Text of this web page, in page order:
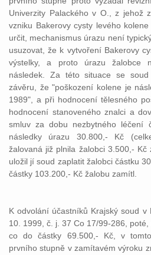
Univerzity Palackého v O., z jehož
vzniku Bakerovy cysty levého
určit, mechanismus úrazu není
usuzovat, že k vytvoření Bakerovy
výstelky, a proto úrazu žalobce
následek. Za této situace se
závěru, že "poškození kolene je
1989", a při hodnocení tělesného
hodnocení stanoveného znalci a
smluv za dobu nezbytného
následky úrazu 30.800,- Kč
žalovaná již plnila žalobci 3.500,- Kč
uložil jí soud zaplatit žalobci částku
částky 103.200,- Kč žalobu zamítl.
K odvolání účastníků Krajský soud v
10. 1999, č. j. 37 Co 17/99-286,
co do částky 69.500,- Kč, v
prvního stupně v zamítavém výroku